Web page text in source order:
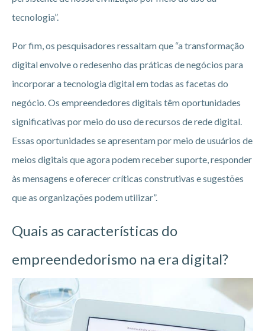
tecnologia”.
Por fim, os pesquisadores ressaltam que “a transformação
digital envolve o redesenho das práticas de negócios para
incorporar a tecnologia digital em todas as facetas do
negócio. Os empreendedores digitais têm oportunidades
significativas por meio do uso de recursos de rede digital.
Essas oportunidades se apresentam por meio de usuários de
meios digitais que agora podem receber suporte, responder
às mensagens e oferecer críticas construtivas e sugestões
que as organizações podem utilizar”.
Quais as características do
empreendedorismo na era digital?